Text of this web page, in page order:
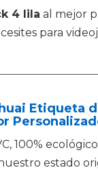
4 lila al mejor
para
Etiqueta
100%
estado